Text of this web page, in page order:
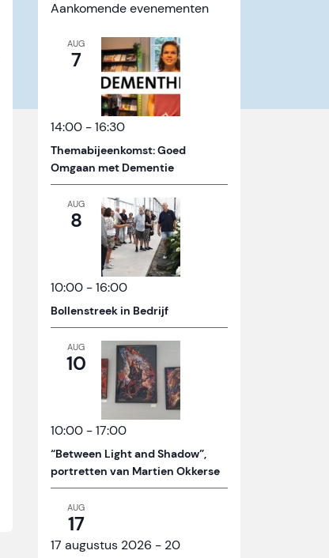
Aankomende evenementen
AUG
7
14:00 -16:30
Themabijeenkomst: Goed
Omgaan met Dementie
AUG
8
10:00 -16:00
Bollenstreek in Bedrijf
AUG
10
10:00 -17:00
“Between Light and Shadow”,
portretten van Martien Okkerse
AUG
17
17 augustus 2026 - 20